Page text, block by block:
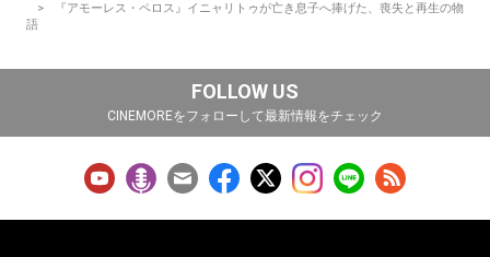
『アモーレス・ペロス』イニャリトゥが亡き息子へ捧げた、喪失と再生の物
語
FOLLOW US
CINEMOREをフォローして最新情報をチェック